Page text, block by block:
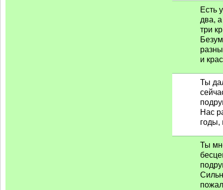
Есть
два,
три
и
Ты
Нас
годы,
Ты